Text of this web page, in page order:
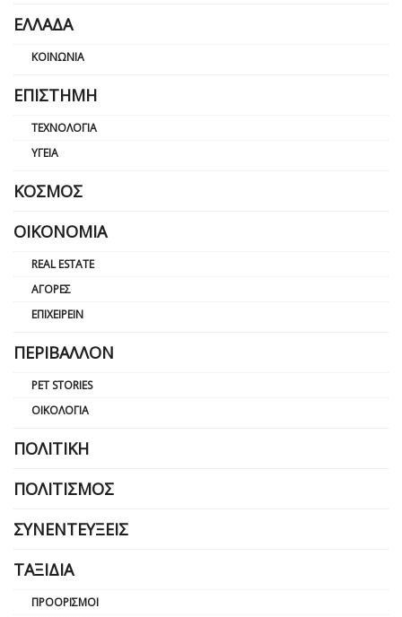
ΕΛΛΆΔΑ
ΚΟΙΝΩΝΊΑ
ΕΠΙΣΤΉΜΗ
ΤΕΧΝΟΛΟΓΊΑ
ΥΓΕΊΑ
ΚΌΣΜΟΣ
ΟΙΚΟΝΟΜΊΑ
REAL ESTATE
ΑΓΟΡΈΣ
ΕΠΙΧΕΙΡΕΊΝ
ΠΕΡΙΒΆΛΛΟΝ
PET STORIES
ΟΙΚΟΛΟΓΊΑ
ΠΟΛΙΤΙΚΉ
ΠΟΛΙΤΙΣΜΌΣ
ΣΥΝΕΝΤΕΎΞΕΙΣ
ΤΑΞΊΔΙΑ
ΠΡΟΟΡΙΣΜΟΊ